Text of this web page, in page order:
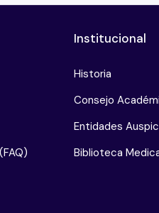
Institucional
Historia
Consejo
Entidades
Biblioteca